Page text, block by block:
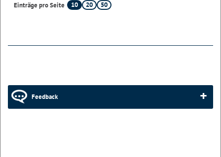
Einträge pro Seite
10 20 50
Feedback